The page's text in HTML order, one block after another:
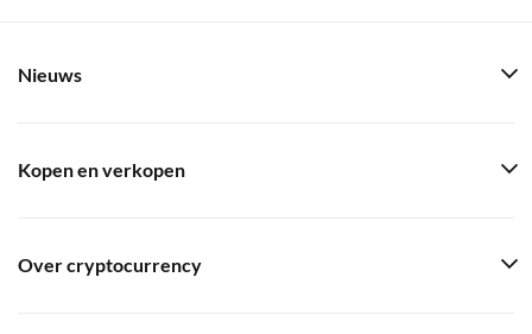
Nieuws
Kopen en verkopen
Over cryptocurrency